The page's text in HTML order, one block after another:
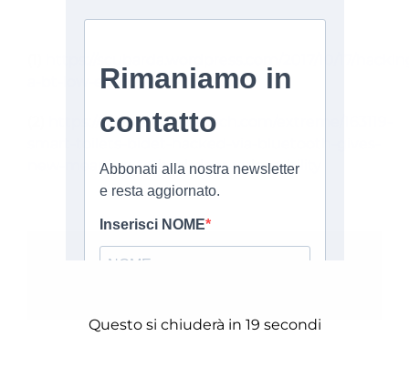
a-bt-low-energy-ble-butt-plug/
https://www.extremetech.com/extreme/163119-
new-meaning-to-backdoor-vulnerability
Share This Story, Choose Your Platform!
Questo si chiuderà in 19 secondi